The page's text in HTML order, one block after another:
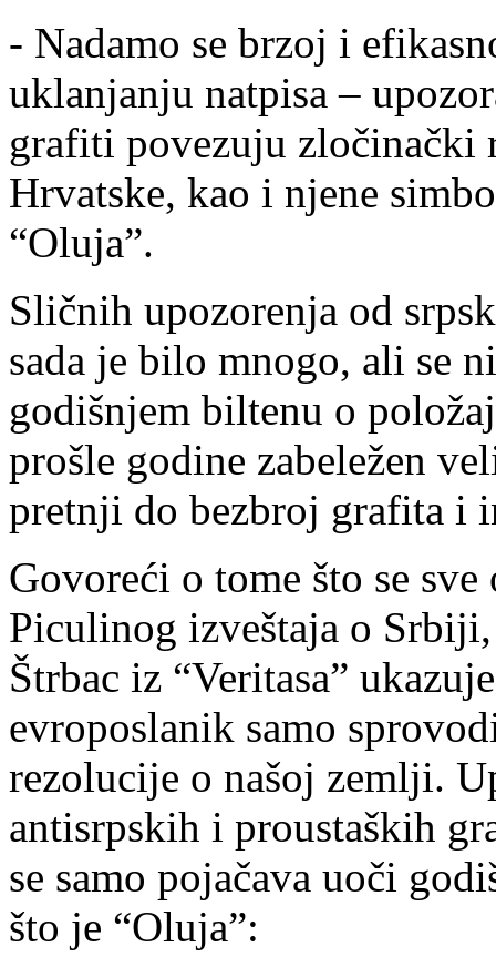
- Nadamo se brzoj i
uklanjanju natpisa –
grafiti povezuju zločinački
Hrvatske, kao i njene
“Oluja”.
Sličnih upozorenja od
sada je bilo mnogo, ali se
godišnjem biltenu o
prošle godine zabeležen
pretnji do bezbroj grafita i
Govoreći o tome što se
Piculinog izveštaja o
Štrbac iz “Veritasa”
evroposlanik samo
rezolucije o našoj zemlji.
antisrpskih i proustaških
se samo pojačava uoči
što je “Oluja”: